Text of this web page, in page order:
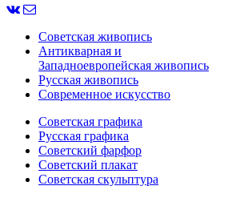
Советская живопись
Антикварная и
Западноевропейская живопись
Русская живопись
Современное искусство
Советская графика
Русская графика
Советский фарфор
Советский плакат
Советская скульптура